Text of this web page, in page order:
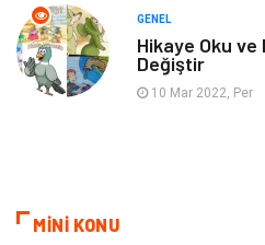
Tarih GENEL
Hikaye Oku ve
Değiştir
10 Mar 2022, Per
MİNİ KONU